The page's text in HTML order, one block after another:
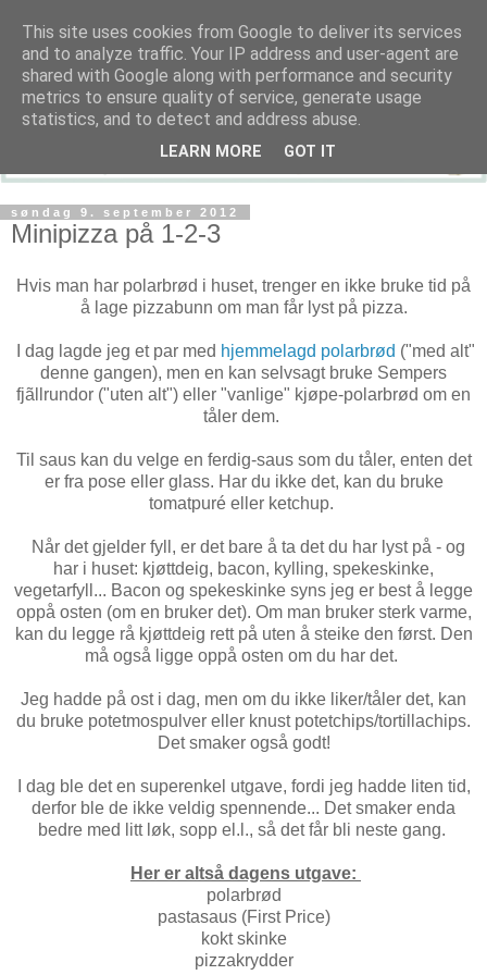
søndag 9. september 2012
Minipizza på 1-2-3
Hvis man har polarbrød i huset, trenger en ikke bruke tid på
å lage pizzabunn om man får lyst på pizza.
I dag lagde jeg et par med hjemmelagd polarbrød ("med alt"
denne gangen), men en kan selvsagt bruke Sempers
fjãllrundor ("uten alt") eller "vanlige" kjøpe-polarbrød om en
tåler dem.
Til saus kan du velge en ferdig-saus som du tåler, enten det
er fra pose eller glass. Har du ikke det, kan du bruke
tomatpuré eller ketchup.
Når det gjelder fyll, er det bare å ta det du har lyst på - og
har i huset: kjøttdeig, bacon, kylling, spekeskinke,
vegetarfyll... Bacon og spekeskinke syns jeg er best å legge
oppå osten (om en bruker det). Om man bruker sterk varme,
kan du legge rå kjøttdeig rett på uten å steike den først. Den
må også ligge oppå osten om du har det.
Jeg hadde på ost i dag, men om du ikke liker/tåler det, kan
du bruke potetmospulver eller knust potetchips/tortillachips.
Det smaker også godt!
I dag ble det en superenkel utgave, fordi jeg hadde liten tid,
derfor ble de ikke veldig spennende... Det smaker enda
bedre med litt løk, sopp el.l., så det får bli neste gang.
Her er altså dagens utgave:
polarbrød
pastasaus (First Price)
kokt skinke
pizzakrydder
This site uses cookies from Google to deliver its services
and to analyze traffic. Your IP address and user-agent are
shared with Google along with performance and security
metrics to ensure quality of service, generate usage
statistics, and to detect and address abuse.
LEARN MORE GOT IT